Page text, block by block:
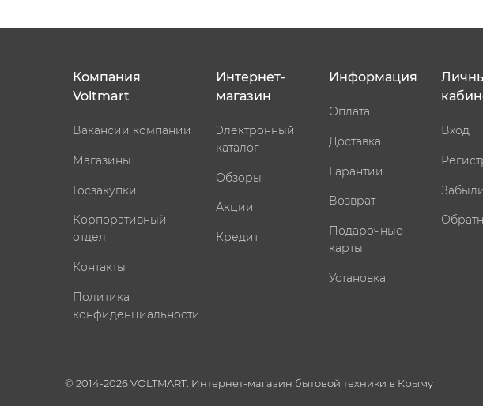
Компания
Voltmart
Вакансии компании
Магазины
Госзакупки
Корпоративный
отдел
Контакты
Политика
конфиденциальности
Интернет-
магазин
Электронный
каталог
Обзоры
Акции
Кредит
Информация
Оплата
Доставка
Гарантии
Возврат
Подарочные
карты
Установка
Вход
© 2014-2026 VOLTMART. Интернет-магазин бытовой техники в Крыму